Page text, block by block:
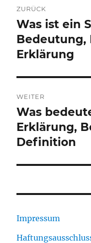
ZURÜCK
Vorheriger
Beitrag:
Was ist ein
Erklärung
WEITER
Nächster
Beitrag:
Was
Erklärung,
Definition
Impressum